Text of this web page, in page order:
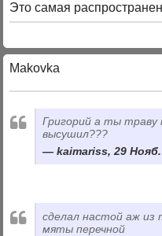
Это самая
Makovka
Григорий а ты траву
высушил???
kaimariss, 29
сделал настой аж из
мяты перечной